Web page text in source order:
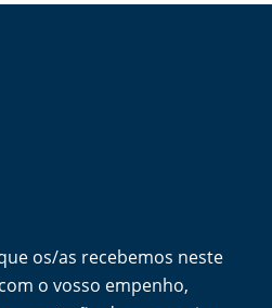
os/as recebemos neste
o vosso empenho,